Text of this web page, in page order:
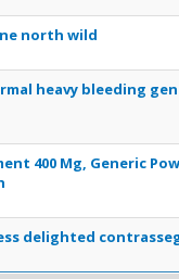
north wild
heavy bleeding
400 Mg, Generic
delighted